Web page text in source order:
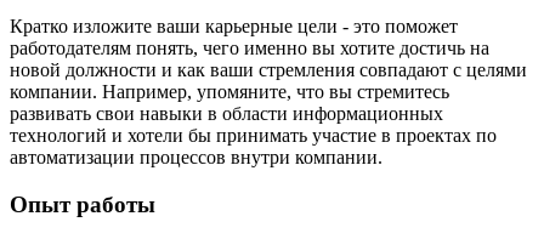
Кратко изложите ваши карьерные цели - это поможет
работодателям понять, чего именно вы хотите достичь на
новой должности и как ваши стремления совпадают с целями
компании. Например, упомяните, что вы стремитесь
развивать свои навыки в области информационных
технологий и хотели бы принимать участие в проектах по
автоматизации процессов внутри компании.
Опыт работы